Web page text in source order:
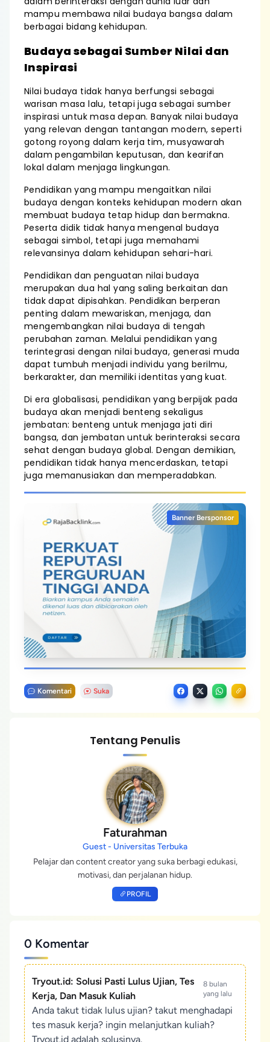
mampu membawa nilai budaya bangsa dalam
berbagai bidang kehidupan.
Budaya sebagai Sumber Nilai dan
Inspirasi
Nilai budaya tidak hanya berfungsi sebagai
warisan masa lalu, tetapi juga sebagai sumber
inspirasi untuk masa depan. Banyak nilai budaya
yang relevan dengan tantangan modern, seperti
gotong royong dalam kerja tim, musyawarah
dalam pengambilan keputusan, dan kearifan
lokal dalam menjaga lingkungan.
Pendidikan yang mampu mengaitkan nilai
budaya dengan konteks kehidupan modern akan
membuat budaya tetap hidup dan bermakna.
Peserta didik tidak hanya mengenal budaya
sebagai simbol, tetapi juga memahami
relevansinya dalam kehidupan sehari-hari.
Pendidikan dan penguatan nilai budaya
merupakan dua hal yang saling berkaitan dan
tidak dapat dipisahkan. Pendidikan berperan
penting dalam mewariskan, menjaga, dan
mengembangkan nilai budaya di tengah
perubahan zaman. Melalui pendidikan yang
terintegrasi dengan nilai budaya, generasi muda
dapat tumbuh menjadi individu yang berilmu,
berkarakter, dan memiliki identitas yang kuat.
Di era globalisasi, pendidikan yang berpijak pada
budaya akan menjadi benteng sekaligus
jembatan: benteng untuk menjaga jati diri
bangsa, dan jembatan untuk berinteraksi secara
sehat dengan budaya global. Dengan demikian,
pendidikan tidak hanya mencerdaskan, tetapi
juga memanusiakan dan memperadabkan.
Banner Bersponsor
Komentari Suka
Tentang Penulis
Faturahman
Guest - Universitas Terbuka
Pelajar dan content creator yang suka berbagi edukasi,
motivasi, dan perjalanan hidup.
PROFIL
0 Komentar
Tryout.id: Solusi Pasti Lulus Ujian, Tes
Kerja, Dan Masuk Kuliah
8 bulan
yang lalu
Anda takut tidak lulus ujian? takut menghadapi
tes masuk kerja? ingin melanjutkan kuliah?
Tryout.id adalah solusinya.